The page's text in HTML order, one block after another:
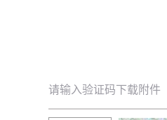
请输入验证码下载附件